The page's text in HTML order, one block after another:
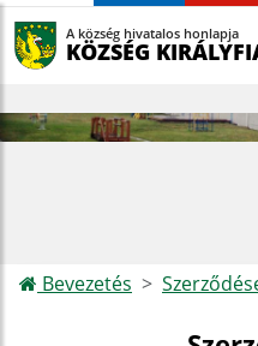
A község hivatalos honlapja
KÖZSÉG
Bevezetés